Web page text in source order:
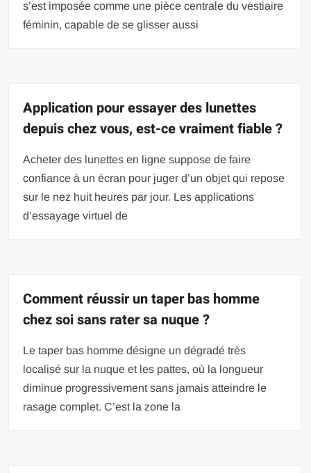
s’est imposée comme une pièce centrale du vestiaire
féminin, capable de se glisser aussi
Application pour essayer des lunettes
depuis chez vous, est-ce vraiment fiable ?
Acheter des lunettes en ligne suppose de faire
confiance à un écran pour juger d’un objet qui repose
sur le nez huit heures par jour. Les applications
d’essayage virtuel de
Comment réussir un taper bas homme
chez soi sans rater sa nuque ?
Le taper bas homme désigne un dégradé très
localisé sur la nuque et les pattes, où la longueur
diminue progressivement sans jamais atteindre le
rasage complet. C’est la zone la